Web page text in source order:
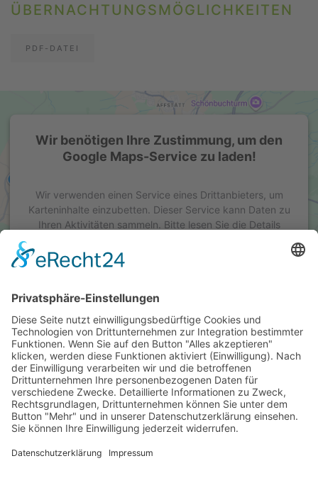
ÜBERNACHTUNGSMÖGLICHKEITEN
PDF-DATEI
Wir benötigen Ihre Zustimmung, um den
Google Maps-Service zu laden!
Wir verwenden einen Service eines Drittanbieters, um
Karteninhalte einzubetten. Dieser Service kann Daten zu
Ihren Aktivitäten sammeln. Bitte lesen Sie die Details
diese Karte anzuzeigen.
Mehr Informationen
powered byUsercentrics Consent Management Platform
&eRecht24
WIR SIND FÜR SIE DA
+49 7032 7808-20